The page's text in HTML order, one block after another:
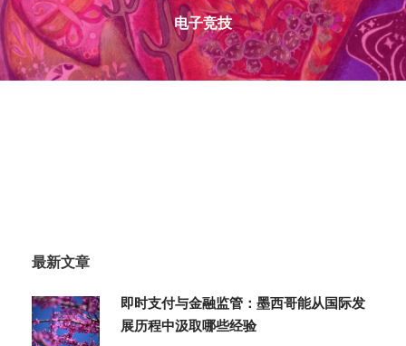
电子竞技
最新文章
即时支付与金融监管：墨西哥能从国际发
展历程中汲取哪些经验